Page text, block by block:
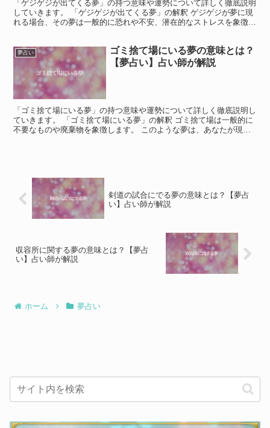
「ゲジゲジが出てくる夢」の持つ意味や運勢について詳しく徹底説明
していきます。 「ゲジゲジが出てくる夢」の解釈 ゲジゲジが夢に現
れる場合、その夢は一般的に恐れや不安、潜在的なストレスを象徴す
夢占い
ゴミ捨て場にいる夢の意味とは？
【夢占い】占い師が解説
「ゴミ捨て場にいる夢」の持つ意味や運勢について詳しく徹底説明し
ていきます。 「ゴミ捨て場にいる夢」の解釈 ゴミ捨て場は一般的に
不要なものや廃棄物を象徴します。 このような夢は、あなたが現在
剣道の試合にでる夢の意味とは？【夢占
い】占い師が解説
収容所に関する夢の意味とは？【夢占
い】占い師が解説
ホーム 夢占い